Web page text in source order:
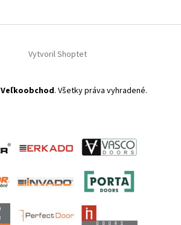
Vytvoril Shoptet
Veľkoobchod. Všetky práva vyhradené.